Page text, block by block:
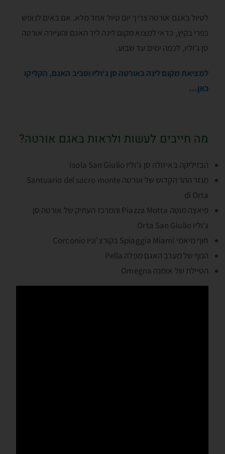
לטיול באגם אורטה צריך יום טיול אחד מלא. אם באים לנופש
כפרי בקיץ, כדאי למצוא מקום לינה ליד האגם והעיירה אורטה
סן ג'וליו, לכמה ימים עד שבוע.
למציאת מקום לינה באורטה סן ג'וליו וסביב האגם, הקליקו
כאן…
מה חייבים לעשות ולראות באגם אורטה?
הבזיליקה באיזולה סן ג'וליו Isola San Giulio
מנזר ההר הקדוש של אורטה Santuario del sacro monte
di Orta
פּיאצָה מוטָה Piazza Motta והמרכז העתיק של אורטה סן
ג'וליו Orta San Giulio
חוף מיאמי Spiaggia Miami בקורצ'וניו Corconio
הנוף של מערב האגם מפלה Pella
הטיילת של אומנה Omegna